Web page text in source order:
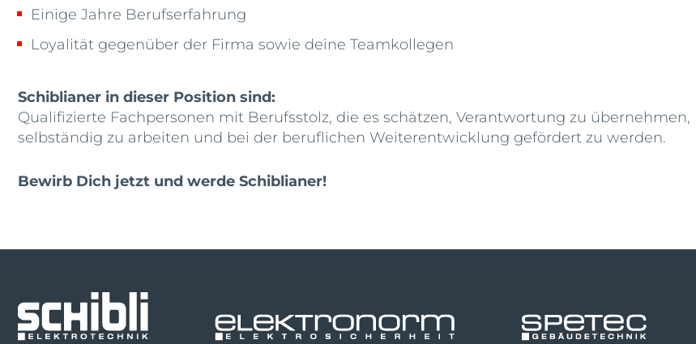
Einige Jahre Berufserfahrung
Loyalität gegenüber der Firma sowie deine Teamkollegen
Schiblianer in dieser Position sind:
Qualifizierte Fachpersonen mit Berufsstolz, die es schätzen, Verantwortung zu übernehmen,
selbständig zu arbeiten und bei der beruflichen Weiterentwicklung gefördert zu werden.
Bewirb Dich jetzt und werde Schiblianer!